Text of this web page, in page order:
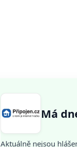
Má
Aktuálně nejsou